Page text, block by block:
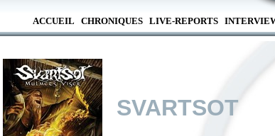
ACCUEIL CHRONIQUES LIVE-REPORTS
SVARTSOT